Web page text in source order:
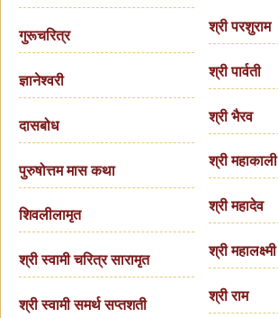
गुरूचरित्र
ज्ञानेश्वरी
दासबोध
पुरुषोत्तम मास कथा
शिवलीलामृत
श्री स्वामी चरित्र सारामृत
श्री स्वामी समर्थ सप्तशती
श्री परशुराम
श्री पार्वती
श्री भैरव
श्री महाकाली
श्री महादेव
श्री महालक्ष्मी
श्री राम